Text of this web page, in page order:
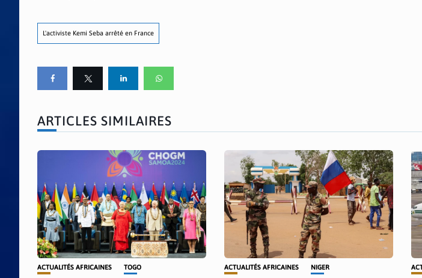
L'activiste Kemi Seba arrêté en France
ARTICLES SIMILAIRES
ACTUALITÉS AFRICAINES TOGO ACTUALITÉS AFRICAINES NIGER